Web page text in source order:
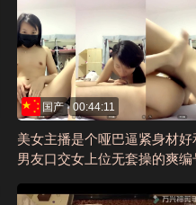
国产 00:44:11
美女主播是个哑巴逼紧身材好
男友口交女上位无套操的爽编